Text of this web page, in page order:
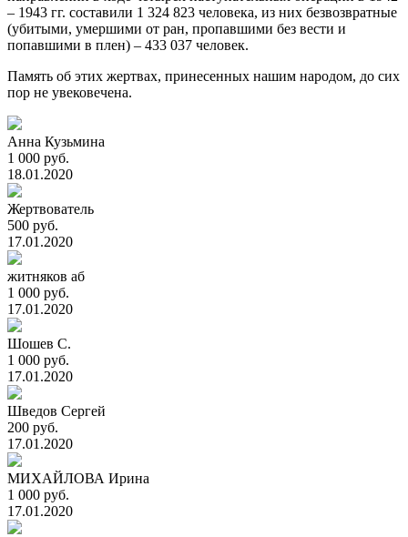
– 1943 гг. составили 1 324 823 человека, из них безвозвратные
(убитыми, умершими от ран, пропавшими без вести и
попавшими в плен) – 433 037 человек.
Память об этих жертвах, принесенных нашим народом, до сих
пор не увековечена.
Анна Кузьмина
1 000 руб.
18.01.2020
Жертвователь
500 руб.
17.01.2020
житняков аб
1 000 руб.
17.01.2020
Шошев С.
1 000 руб.
17.01.2020
Шведов Сергей
200 руб.
17.01.2020
МИХАЙЛОВА Ирина
1 000 руб.
17.01.2020